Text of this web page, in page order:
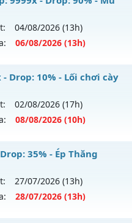
04/08/2026 (13h)
06/08/2026 (13h)
Custom 60 Fps Đồ Mới
chủBăng Tuyết
vào 13h
- Drop: 10% - Lối chơi cày
02/08/2026 (17h)
08/08/2026 (10h)
Classic đồ chuẩn
chủMuhanoi2-Classic
35% - Ép Thăng
27/07/2026 (13h)
28/07/2026 (13h)